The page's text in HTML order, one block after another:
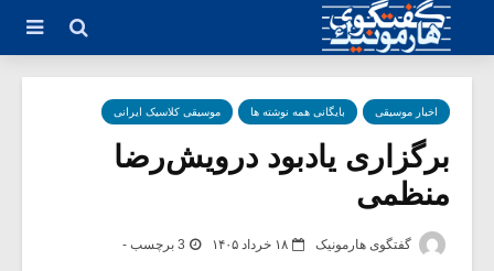
اخبار موسیقی بایگانی همه نوشته ها موسیقی کلاسیک ایرانی
برگزاری یادبود درویش‌رضا
منظمی
گفتگوی هارمونیک ۱۸ خرداد ۱۴۰۵ 3 برچسب -